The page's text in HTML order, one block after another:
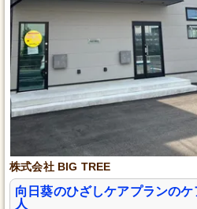
株式会社 BIG TREE
向日葵のひざしケアプランの
人